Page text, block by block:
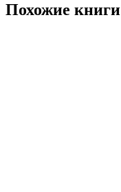
Похожие книги